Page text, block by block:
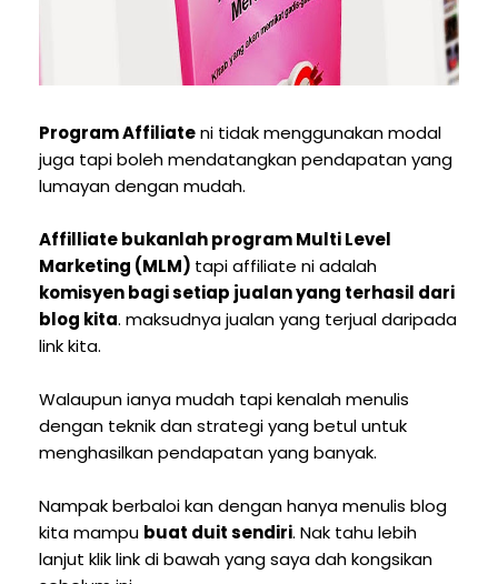
Program Affiliateni tidak menggunakan modal
juga tapi boleh mendatangkan pendapatan yang
lumayan dengan mudah.
Affilliate bukanlah program Multi Level
Marketing (MLM) tapi affiliate ni adalah
komisyen bagi setiap jualan yang terhasil dari
blog kita. maksudnya jualan yang terjual daripada
link kita.
Walaupun ianya mudah tapi kenalah menulis
dengan teknik dan strategi yang betul untuk
menghasilkan pendapatan yang banyak.
Nampak berbaloi kan dengan hanya menulis blog
kita mampu buat duit sendiri. Nak tahu lebih
lanjut klik link di bawah yang saya dah kongsikan